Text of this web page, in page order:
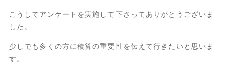
こうしてアンケートを実施して下さってありがとうございま
した。
少しでも多くの方に積算の重要性を伝えて行きたいと思いま
す。